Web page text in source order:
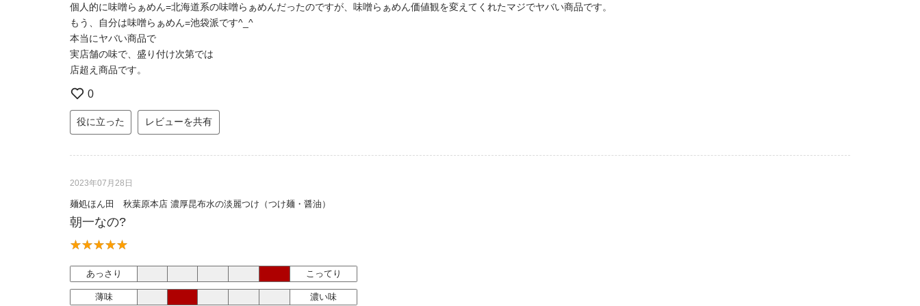
個人的に味噌らぁめん=北海道系の味噌らぁめんだったのですが、味噌らぁめん価値観を変えてくれたマジでヤバい商品です。
もう、自分は味噌らぁめん=池袋派です^_^
本当にヤバい商品で
実店舗の味で、盛り付け次第では
店超え商品です。
0
役に立った レビューを共有
2023年07月28日
麺処ほん田 秋葉原本店 濃厚昆布水の淡麗つけ（つけ麺・醤油）
朝一なの?
あっさり こってり
薄味 濃い味